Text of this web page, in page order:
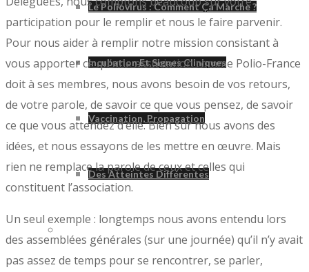
Le Poliovirus : Comment Ça Marche ?
Incubation Et Signes Cliniques
Vaccination, Propagation
Des Atteintes Différentes
Syndrome Post-Polio
participation pour le remplir et nous le faire parvenir.
Pour nous aider à remplir notre mission consistant à
vous apporter ce qu’une association comme Polio-France
doit à ses membres, nous avons besoin de vos retours,
de votre parole, de savoir ce que vous pensez, de savoir
ce que vous attendez d’elle. Bien sûr nous avons des
idées, et nous essayons de les mettre en œuvre. Mais
rien ne remplace la parole de ceux et celles qui
constituent l’association.
Un seul exemple : longtemps nous avons entendu lors
des assemblées générales (sur une journée) qu’il n’y avait
pas assez de temps pour se rencontrer, se parler,